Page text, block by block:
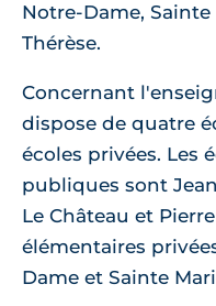
Notre-Dame,
Thérèse.
Concernant
dispose de quatre
écoles privées. Les
publiques sont
Le Château et
élémentaires
Dame et Sainte